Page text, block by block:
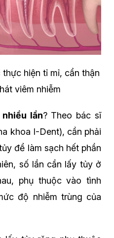
hiện tỉ mỉ, cẩn thận
viêm nhiễm
lần? Theo bác sĩ
khoa I-Dent), cần phải
để làm sạch hết phần
số lần cần lấy tủy ở
phụ thuộc vào tình
độ nhiễm trùng của